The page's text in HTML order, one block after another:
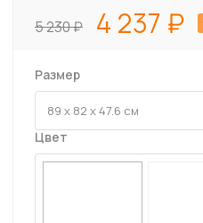
5 230 4 237
Размер
Цвет